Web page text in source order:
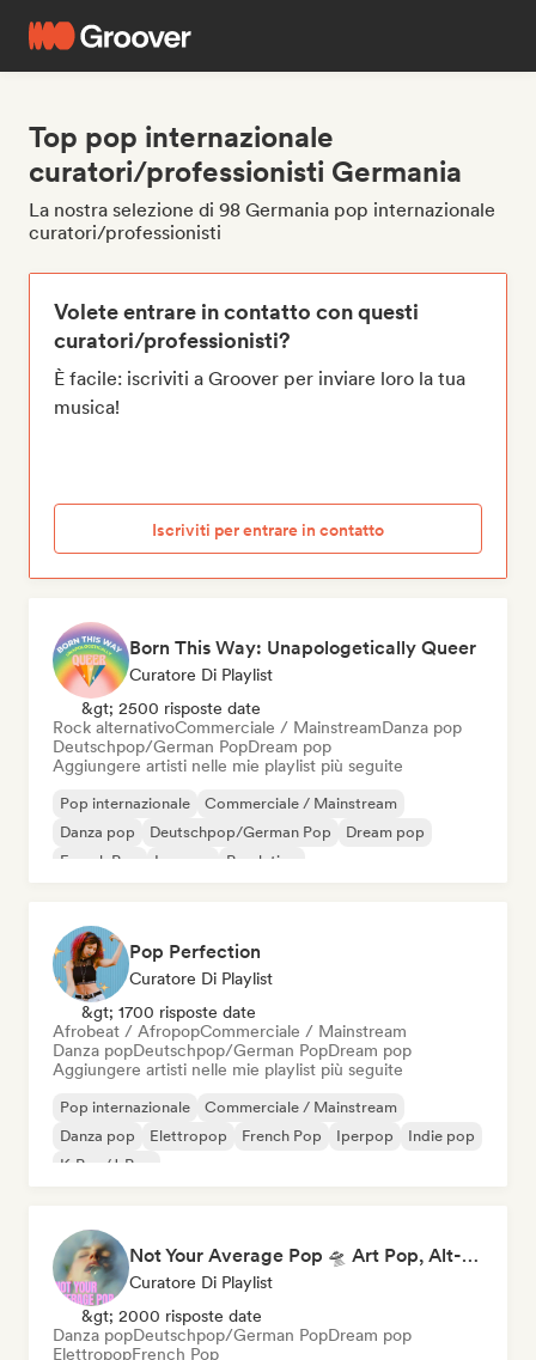
Top pop internazionale
curatori/professionisti Germania
La nostra selezione di 98 Germania pop internazionale
curatori/professionisti
Volete entrare in contatto con questi
curatori/professionisti?
È facile: iscriviti a Groover per inviare loro la tua
musica!
Iscriviti per entrare in contatto
Born This Way: Unapologetically Queer
Curatore Di Playlist
&gt; 2500 risposte date
Rock alternativoCommerciale / MainstreamDanza pop
Deutschpop/German PopDream pop
Aggiungere artisti nelle mie playlist più seguite
Pop internazionale
Commerciale / Mainstream
Danza pop
Deutschpop/German Pop
Dream pop
French Pop
Iperpop Pop latino
Pop Perfection
Curatore Di Playlist
&gt; 1700 risposte date
Afrobeat / AfropopCommerciale / Mainstream
Danza popDeutschpop/German PopDream pop
Aggiungere artisti nelle mie playlist più seguite
Pop internazionale
Commerciale / Mainstream
Danza pop
Elettropop French Pop Iperpop
Indie pop
K-Pop/J-Pop
Not Your Average Pop 🛸 Art Pop, Alt-Pop & Indie Pop
Curatore Di Playlist
&gt; 2000 risposte date
Danza popDeutschpop/German PopDream pop
ElettropopFrench Pop